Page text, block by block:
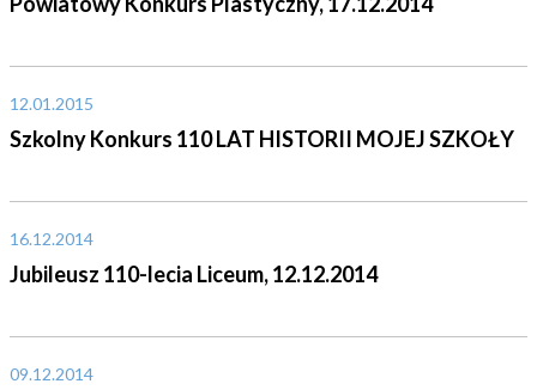
12.01.2015
Szkolny Konkurs 110 LAT HISTORII MOJEJ SZKOŁY
16.12.2014
Jubileusz 110-lecia Liceum, 12.12.2014
09.12.2014